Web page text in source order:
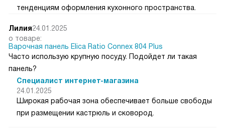
тенденциям оформления кухонного пространства.
Лилия24.01.2025
о товаре:
Варочная панель Elica Ratio Connex 804 Plus
Часто использую крупную посуду. Подойдет ли такая
панель?
Специалист интернет-магазина
24.01.2025
Широкая рабочая зона обеспечивает больше свободы
при размещении кастрюль и сковород.